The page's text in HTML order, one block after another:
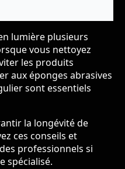
lumière plusieurs
vous nettoyez
les produits
aux éponges abrasives
sont essentiels
la longévité de
ces conseils et
professionnels si
spécialisé.